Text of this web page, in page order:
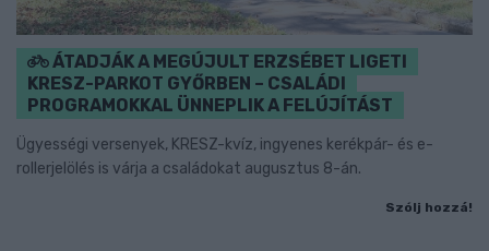
ÁTADJÁK A MEGÚJULT ERZSÉBET LIGETI
KRESZ-PARKOT GYŐRBEN – CSALÁDI
PROGRAMOKKAL ÜNNEPLIK A FELÚJÍTÁST
Ügyességi versenyek, KRESZ-kvíz, ingyenes kerékpár- és e-
rollerjelölés is várja a családokat augusztus 8-án.
Szólj hozzá!